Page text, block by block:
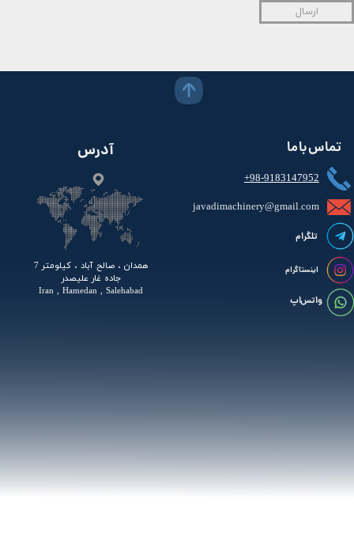
ارسال
+98-9183147952
همدان ، صالح آباد ، کیلومتر 7
جاده غار علیصدر
Iran , Hamedan , Salehabad
آدرس تماس با ما
اینستاگرام
javadimachinery@gmail.com​​​​​​​​
تلگرام
واتس اپ